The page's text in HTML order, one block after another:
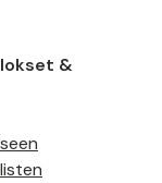
&